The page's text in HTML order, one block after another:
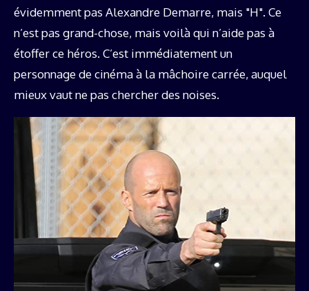
évidemment pas Alexandre Demarre, mais "H". Ce
n’est pas grand-chose, mais voilà qui n’aide pas à
étoffer ce héros. C’est immédiatement un
personnage de cinéma à la mâchoire carrée, auquel
mieux vaut ne pas chercher des noises.